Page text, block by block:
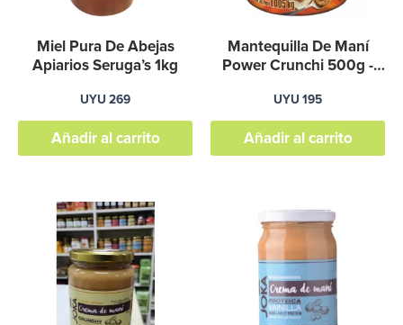
Miel Pura De Abejas
Apiarios Seruga’s 1kg
UYU 269
Añadir al carrito
Mantequilla De Maní
Power Crunchi 500g -
UYU 195
Añadir al carrito